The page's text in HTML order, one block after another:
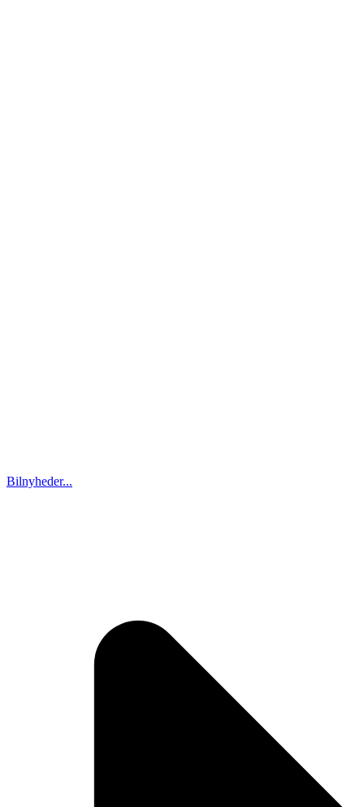
Bilnyheder...